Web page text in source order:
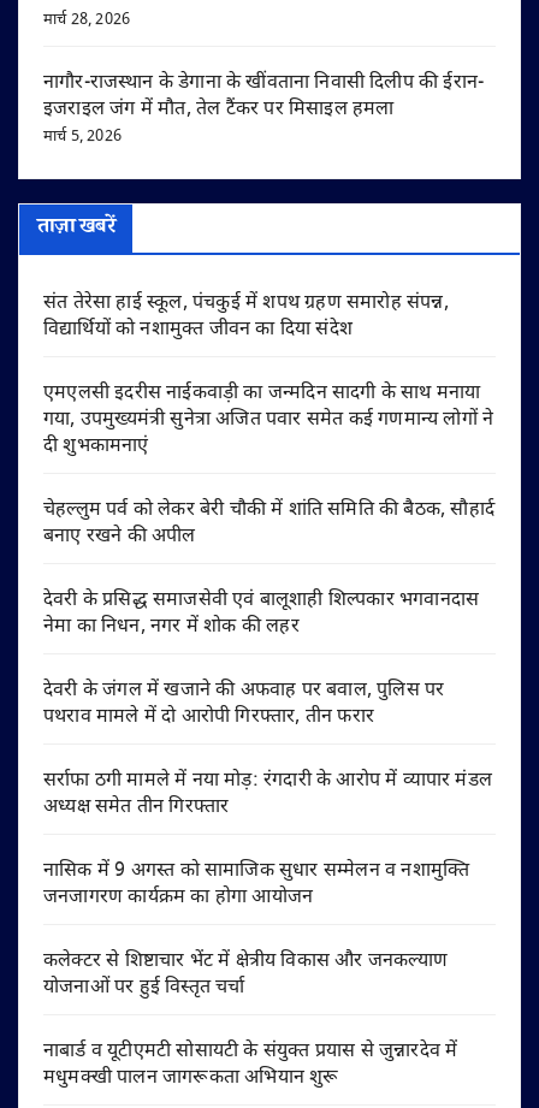
मार्च 28, 2026
नागौर-राजस्थान के डेगाना के खींवताना निवासी दिलीप की ईरान-
इजराइल जंग में मौत, तेल टैंकर पर मिसाइल हमला
मार्च 5, 2026
ताज़ा खबरें
संत तेरेसा हाई स्कूल, पंचकुई में शपथ ग्रहण समारोह संपन्न,
विद्यार्थियों को नशामुक्त जीवन का दिया संदेश
एमएलसी इदरीस नाईकवाड़ी का जन्मदिन सादगी के साथ मनाया
गया, उपमुख्यमंत्री सुनेत्रा अजित पवार समेत कई गणमान्य लोगों ने
दी शुभकामनाएं
चेहल्लुम पर्व को लेकर बेरी चौकी में शांति समिति की बैठक, सौहार्द
बनाए रखने की अपील
देवरी के प्रसिद्ध समाजसेवी एवं बालूशाही शिल्पकार भगवानदास
नेमा का निधन, नगर में शोक की लहर
देवरी के जंगल में खजाने की अफवाह पर बवाल, पुलिस पर
पथराव मामले में दो आरोपी गिरफ्तार, तीन फरार
सर्राफा ठगी मामले में नया मोड़: रंगदारी के आरोप में व्यापार मंडल
अध्यक्ष समेत तीन गिरफ्तार
नासिक में 9 अगस्त को सामाजिक सुधार सम्मेलन व नशामुक्ति
जनजागरण कार्यक्रम का होगा आयोजन
कलेक्टर से शिष्टाचार भेंट में क्षेत्रीय विकास और जनकल्याण
योजनाओं पर हुई विस्तृत चर्चा
नाबार्ड व यूटीएमटी सोसायटी के संयुक्त प्रयास से जुन्नारदेव में
मधुमक्खी पालन जागरूकता अभियान शुरू